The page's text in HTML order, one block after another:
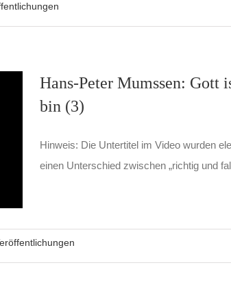
Hans-Peter Mumssen: Gott
bin (3)
Hinweis: Die Untertitel im Video wurden
einen Unterschied zwischen „richtig und